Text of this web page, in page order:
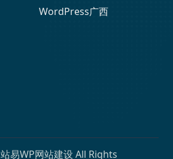
WordPress广西
站易WP网站建设 All Rights